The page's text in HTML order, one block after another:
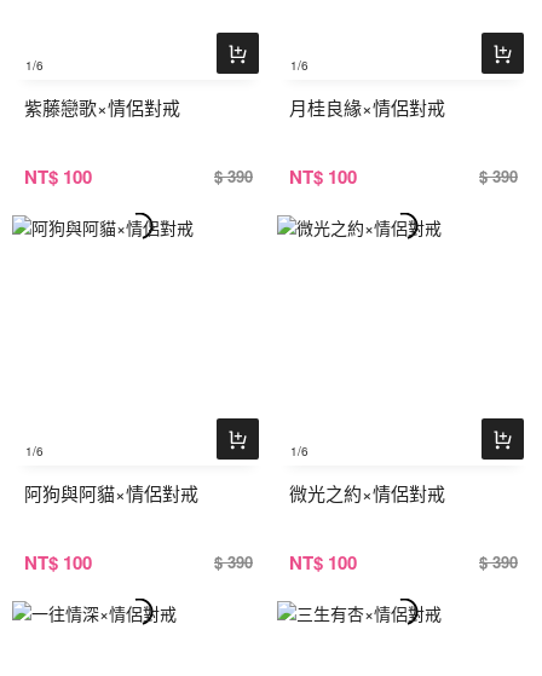
1/6
紫藤戀歌×情侶對戒
NT$ 100 $ 390
1/6
月桂良緣×情侶對戒
NT$ 100 $ 390
1/6
阿狗與阿貓×情侶對戒
NT$ 100 $ 390
1/6
微光之約×情侶對戒
NT$ 100 $ 390